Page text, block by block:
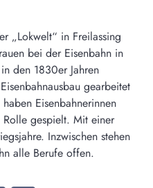
„Lokwelt“ in Freilassing
bei der Eisenbahn in
den 1830er Jahren
gearbeitet
Eisenbahnerinnen
gespielt. Mit einer
Inzwischen stehen
alle Berufe offen.